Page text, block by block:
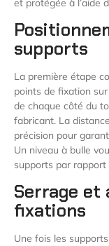
supports
La première étape
points de fixation
de chaque côté du
fabricant. La
précision pour
Un niveau à bulle
supports par
Serrage et
fixations
Une fois les